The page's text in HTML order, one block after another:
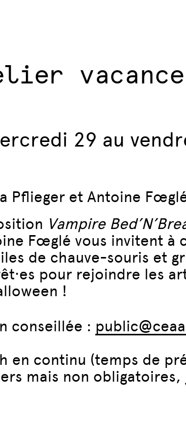
29 au
Pflieger et Antoine
Vampire
Fœglé vous invitent
de chauve-souris et
pour rejoindre les
!
conseillée :
en continu (temps de
mais non